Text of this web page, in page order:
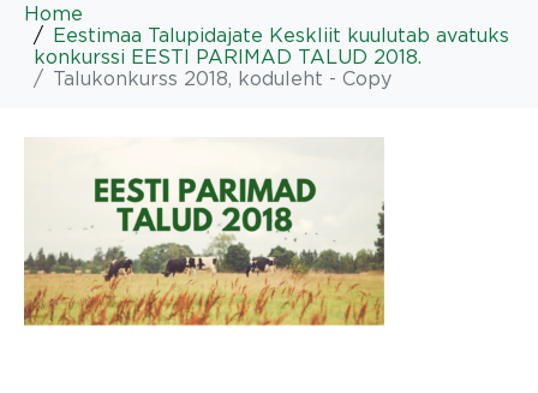
Home
Eestimaa Talupidajate Keskliit kuulutab avatuks
konkurssi EESTI PARIMAD TALUD 2018.
Talukonkurss 2018, koduleht - Copy